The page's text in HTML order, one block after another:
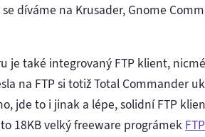
díváme na Krusader, Gnome
také integrovaný FTP klient,
na FTP si totiž Total Commander
jde to i jinak a lépe, solidní FTP
18KB velký freeware prográmek